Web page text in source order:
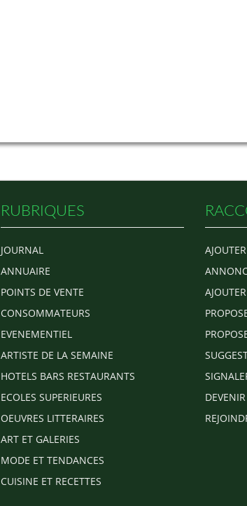
RUBRIQUES
JOURNAL
ANNUAIRE
POINTS DE VENTE
CONSOMMATEURS
EVENEMENTIEL
ARTISTE DE LA SEMAINE
HOTELS BARS RESTAURANTS
ECOLES SUPERIEURES
OEUVRES LITTERAIRES
ART ET GALERIES
MODE ET TENDANCES
CUISINE ET RECETTES